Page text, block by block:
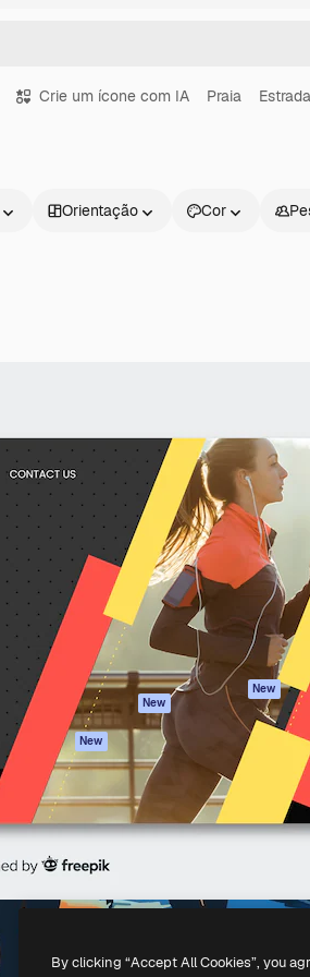
Crie um ícone com IA Praia Estrada
Orientação Cor
Produtos
Spaces
Assistente de IA
Gerador de
imagens
Gerador de vídeos
Texto para voz
Conteúdo de stock
MCP para
Claude/ChatGPT
New
Agentes New
App móvel
Todas as
Começar
Academy
Documentação
Atendimento
Termos e
condições
Política de
privacidade
Originais
New
Política de cookies
Central de
confiabilidade
Afiliados
Empresas
Todos os direitos reservados
By clicking “Accept All Cookies”, you